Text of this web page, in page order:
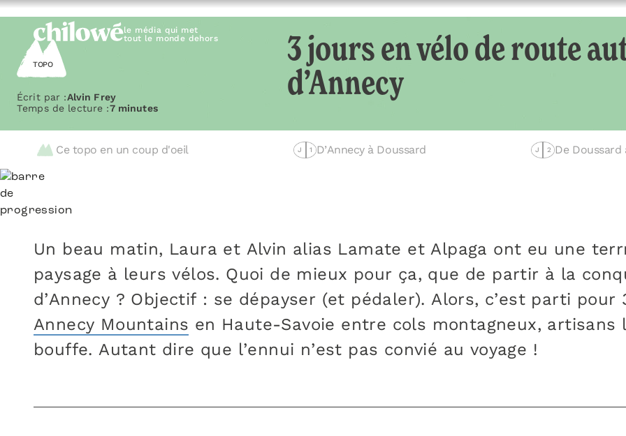
le média qui met
tout le monde dehors
TOPO
Écrit par :Alvin Frey
Temps de lecture :7 minutes
3 jours en vélo de route
d’Annecy
Ce topo en un coup d'oeil J 1 D’Annecy à Doussard J 2 De Doussard
Un beau matin, Laura et Alvin alias Lamate et Alpaga ont eu une
paysage à leurs vélos. Quoi de mieux pour ça, que de partir à la
d’Annecy ? Objectif : se dépayser (et pédaler). Alors, c’est parti
Annecy Mountains en Haute-Savoie entre cols montagneux,
bouffe. Autant dire que l’ennui n’est pas convié au voyage !